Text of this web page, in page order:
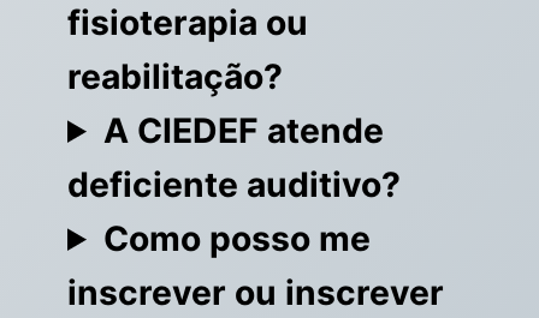
fisioterapia ou
reabilitação?
A CIEDEF atende
deficiente auditivo?
Como posso me
inscrever ou inscrever